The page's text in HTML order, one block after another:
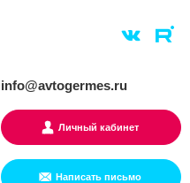
info@avtogermes.ru
Личный кабинет
Написать письмо